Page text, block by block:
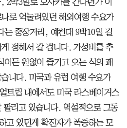
2박3일로 오사카를 간다던가 이
로 억눌려있던 해외여행 수요가
는 중장거리, 예컨대 9박10일 길
정해서 갈 겁니다. 가성비를 추
이든 원없이 즐기고 오는 식의 패
니다. 미국과 유럽 여행 수요가
트립 내에서도 미국 라스베이거스
리고 있습니다. 역설적으로 그동
고 있던게 확진자가 폭증하는 모